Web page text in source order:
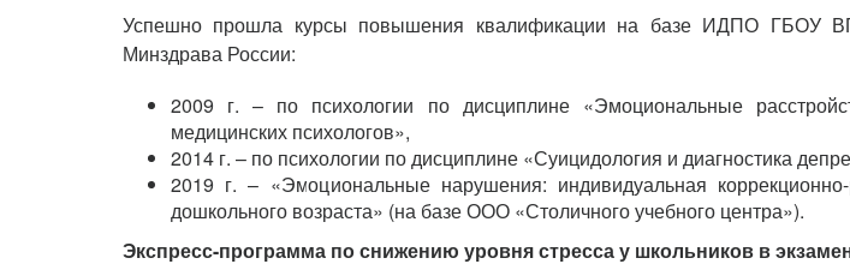
Успешно прошла курсы повышения квалификации на базе ИДПО ГБОУ
Минздрава России:
2009 г. – по психологии по дисциплине «Эмоциональные
медицинских психологов»,
2014 г. – по психологии по дисциплине «Суицидология и диагностика
2019 г. – «Эмоциональные нарушения: индивидуальная
дошкольного возраста» (на базе ООО «Столичного учебного центра»).
Экспресс-программа по снижению уровня стресса у школьников в